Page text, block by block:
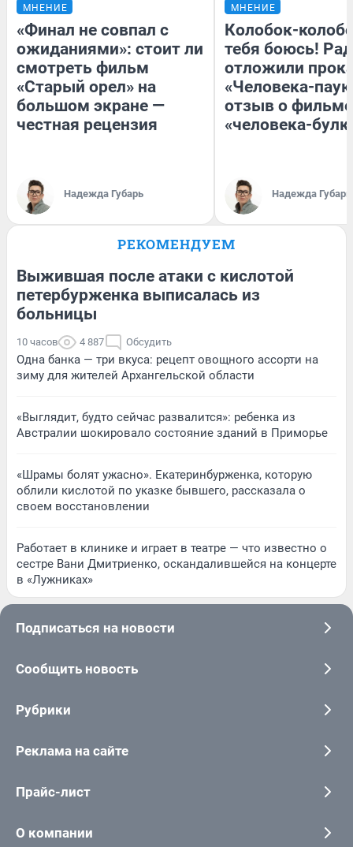
МНЕНИЕ
«Финал не совпал с
ожиданиями»: стоит ли
смотреть фильм
«Старый орел» на
большом экране —
честная рецензия
Надежда Губарь
МНЕНИЕ
Колобок-
тебя боюсь!
отложили
«Человека-
отзыв о
«человека-
Надежда Губарь
РЕКОМЕНДУЕМ
Выжившая после атаки с кислотой
петербурженка выписалась из
больницы
10 часов 4 887 Обсудить
Одна банка — три вкуса: рецепт овощного ассорти на
зиму для жителей Архангельской области
«Выглядит, будто сейчас развалится»: ребенка из
Австралии шокировало состояние зданий в Приморье
«Шрамы болят ужасно». Екатеринбурженка, которую
облили кислотой по указке бывшего, рассказала о
своем восстановлении
Работает в клинике и играет в театре — что известно о
сестре Вани Дмитриенко, оскандалившейся на концерте
в «Лужниках»
Подписаться на новости
Сообщить новость
Рубрики
Реклама на сайте
Прайс-лист
О компании